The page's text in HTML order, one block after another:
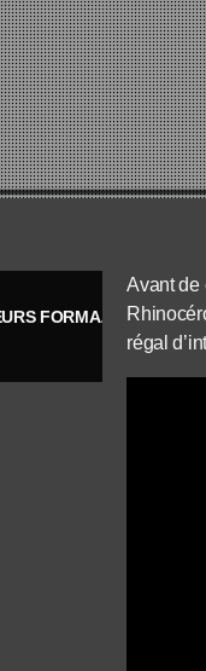
INSTITUTS BIDONS, INFLUENCEURS FORMATÉS : DERRIÈRE L'EXTRÊME DROITE, LE RÉSEAU ATLAS
Avant de
régal